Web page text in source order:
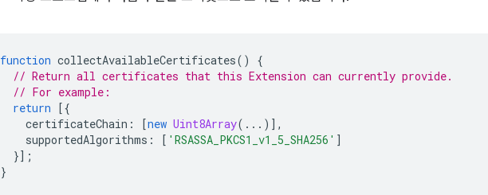
function collectAvailableCertificates()
{
// Return all certificates that this Extension can currently provide.
// For example:
return
[{
certificateChain : [new Uint8Array(...)],
supportedAlgorithms : [ 'RSASSA_PKCS1_v1_5_SHA256' ]
}];
}